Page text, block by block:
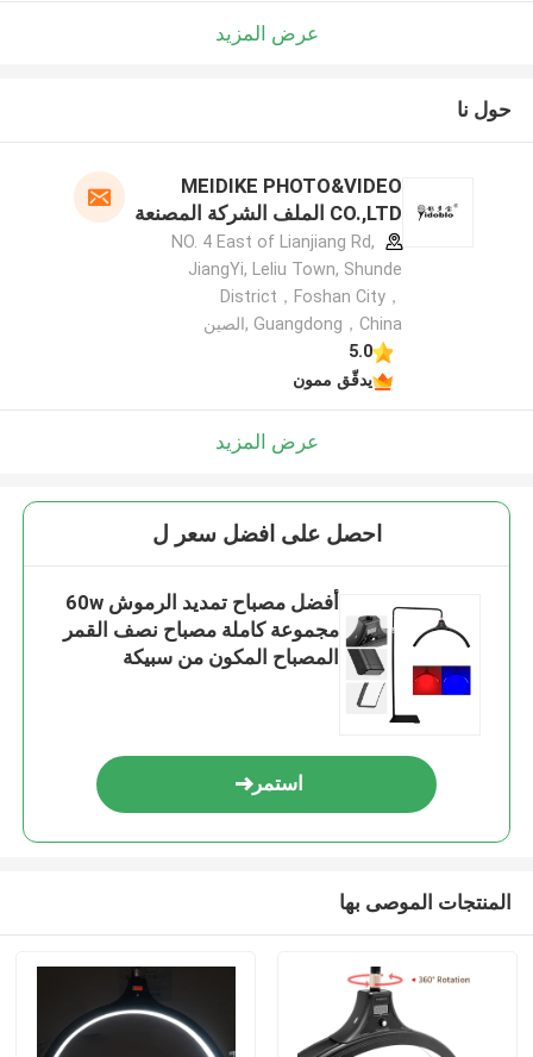
عرض المزيد
حول نا
MEIDIKE PHOTO&VIDEO
CO.,LTD الملف الشركة المصنعة
NO. 4 East of Lianjiang Rd,
JiangYi, Leliu Town, Shunde
District，Foshan City，
Guangdong，China ,الصين
5.0
يدقّق ممون
عرض المزيد
احصل على افضل سعر ل
أفضل مصباح تمديد الرموش 60w
مجموعة كاملة مصباح نصف القمر
المصباح المكون من سبيكة
استمر
المنتجات الموصى بها